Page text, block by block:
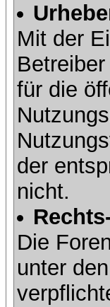
Mit der
für die
der
nicht.
Die
unter